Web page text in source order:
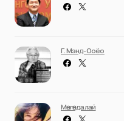
Г. Мэнд-Ооёо
Мөнгөндалай